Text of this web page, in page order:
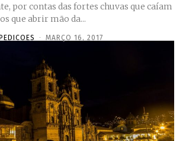
por contas das fortes chuvas que caíam
que abrir mão da...
- MARÇO 16, 2017